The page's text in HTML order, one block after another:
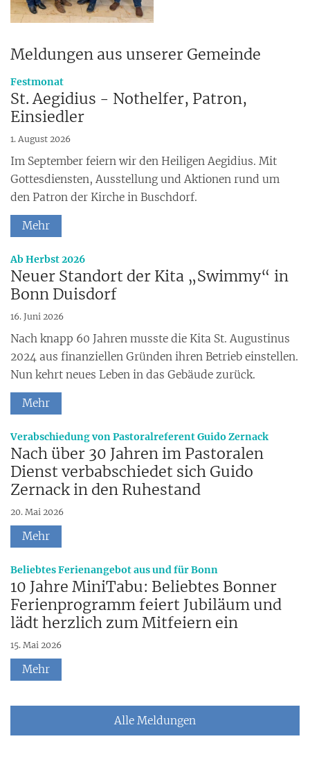
Meldungen aus unserer Gemeinde
Festmonat:
St. Aegidius - Nothelfer, Patron,
Einsiedler
1. August 2026
Im September feiern wir den Heiligen Aegidius. Mit
Gottesdiensten, Ausstellung und Aktionen rund um
den Patron der Kirche in Buschdorf.
Mehr
Ab Herbst 2026:
Neuer Standort der Kita „Swimmy“ in
Bonn Duisdorf
16. Juni 2026
Nach knapp 60 Jahren musste die Kita St. Augustinus
2024 aus finanziellen Gründen ihren Betrieb einstellen.
Nun kehrt neues Leben in das Gebäude zurück.
Mehr
Verabschiedung von Pastoralreferent Guido Zernack:
Nach über 30 Jahren im Pastoralen
Dienst verbabschiedet sich Guido
Zernack in den Ruhestand
20. Mai 2026
Mehr
Beliebtes Ferienangebot aus und für Bonn
10 Jahre MiniTabu: Beliebtes Bonner
Ferienprogramm feiert Jubiläum und
lädt herzlich zum Mitfeiern ein
15. Mai 2026
Mehr
Alle Meldungen